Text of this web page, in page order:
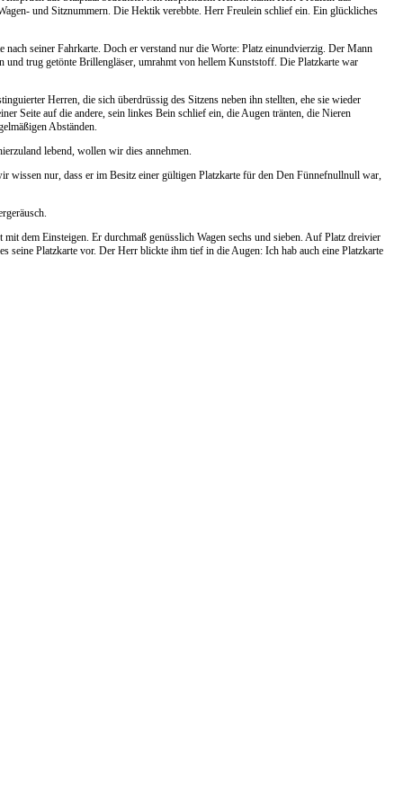
und Sitznummern. Die Hektik verebbte. Herr Freulein schlief ein. Ein glückliches
seiner Fahrkarte. Doch er verstand nur die Worte: Platz einundvierzig. Der Mann
und trug getönte Brillengläser, umrahmt von hellem Kunststoff. Die Platzkarte war
Herren, die sich überdrüssig des Sitzens neben ihn stellten, ehe sie wieder
Seite auf die andere, sein linkes Bein schlief ein, die Augen tränten, die Nieren
Abständen.
lebend, wollen wir dies annehmen.
wissen nur, dass er im Besitz einer gültigen Platzkarte für den Den Fünnefnullnull war,
dem Einsteigen. Er durchmaß genüsslich Wagen sechs und sieben. Auf Platz dreivier
Platzkarte vor. Der Herr blickte ihm tief in die Augen: Ich hab auch eine Platzkarte